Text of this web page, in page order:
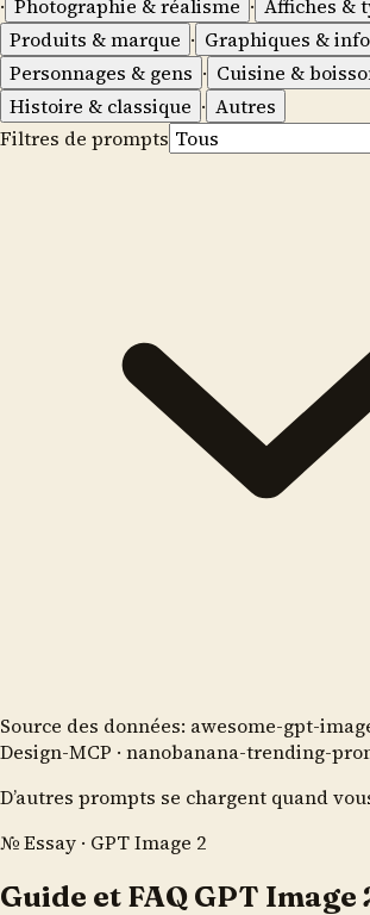
· Photographie & réalisme · Affiches &
Produits & marque · Graphiques &
Personnages & gens · Cuisine &
Histoire & classique · Autres
Filtres de prompts
Source des données: awesome-gpt-
Design-MCP · nanobanana-trending-
D’autres prompts se chargent quand
№ Essay · GPT Image 2
Guide et FAQ GPT Image